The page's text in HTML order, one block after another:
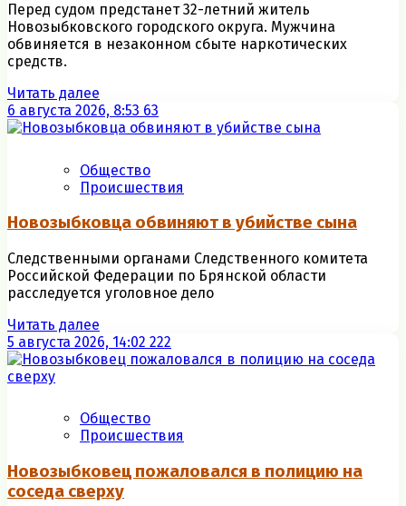
Перед судом предстанет 32-летний житель
Новозыбковского городского округа. Мужчина
обвиняется в незаконном сбыте наркотических
средств.
Читать далее
6 августа 2026, 8:53 63
Общество
Происшествия
Новозыбковца обвиняют в убийстве сына
Следственными органами Следственного комитета
Российской Федерации по Брянской области
расследуется уголовное дело
Читать далее
5 августа 2026, 14:02 222
Общество
Происшествия
Новозыбковец пожаловался в полицию на
соседа сверху